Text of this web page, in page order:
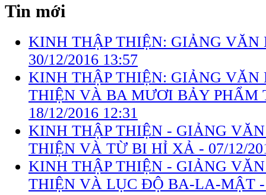
Tin mới
KINH THẬP THIỆN: GIẢNG VĂN
30/12/2016 13:57
KINH THẬP THIỆN: GIẢNG VĂN
THIỆN VÀ BA MƯƠI BẢY PHẨM
18/12/2016 12:31
KINH THẬP THIỆN - GIẢNG
THIỆN VÀ TỪ BI HỈ XẢ - 07/12/
KINH THẬP THIỆN - GIẢNG
THIỆN VÀ LỤC ĐỘ BA-LA-MẬT